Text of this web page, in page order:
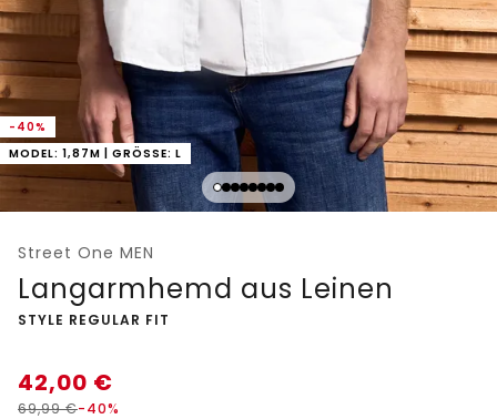
-40%
MODEL: 1,87M | GRÖSSE: L
Street One MEN
Langarmhemd aus Leinen
-
STYLE REGULAR FIT
42,00 €
69,99€-40%